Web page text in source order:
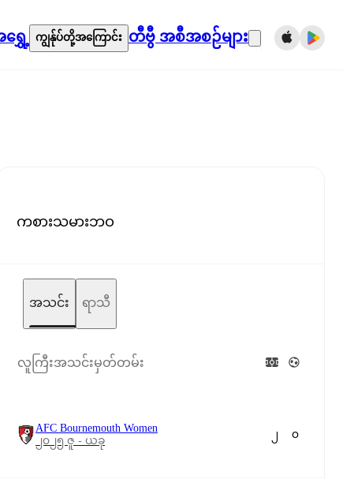
ရွှေ့ ကျွန်ုပ်တို့အကြောင်း တီဗွီ အစီအစဉ်များ
ကစားသမားဘဝ
အသင်း ရာသီ
လူကြီးအသင်းမှတ်တမ်း
AFC Bournemouth Women
၂၀၂၅ ဇူ - ယခု
၂ ၀